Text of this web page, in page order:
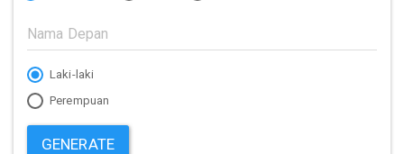
Laki-laki
Perempuan
GENERATE